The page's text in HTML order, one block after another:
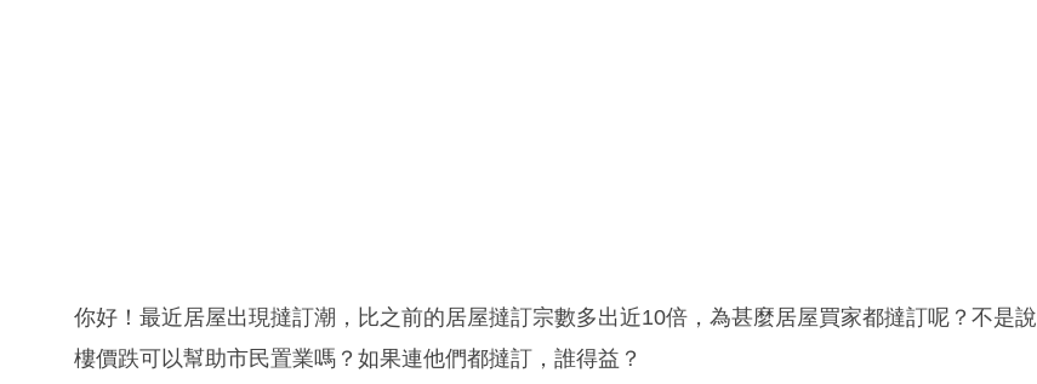
你好！最近居屋出現撻訂潮，比之前的居屋撻訂宗數多出近10倍，為甚麼居屋買家都撻訂呢？不是說
樓價跌可以幫助市民置業嗎？如果連他們都撻訂，誰得益？